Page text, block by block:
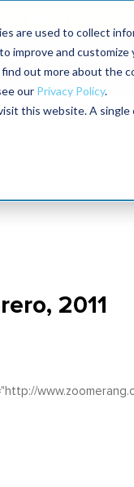
are used to collect
improve and
out more about the
our Privacy Policy.
this website. A
The
2026
2011